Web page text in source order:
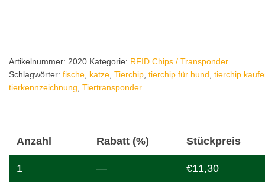
aufeinander
folgenden
Menge
Artikelnummer: 2020 Kategorie: RFID Chips / Transponder
Schlagwörter: fische katze Tierchip tierchip für hund tierchip
tierkennzeichnung Tiertransponder
Anzahl Rabatt (%) Stückpreis
1 — €11,30